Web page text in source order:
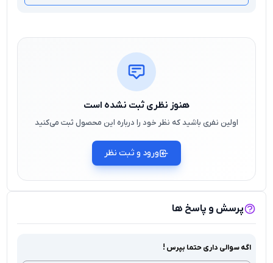
هنوز نظری ثبت نشده است
اولین نفری باشید که نظر خود را درباره این محصول ثبت می‌کنید
ورود و ثبت نظر
پرسش و پاسخ ها
اگه سوالی داری حتما بپرس !